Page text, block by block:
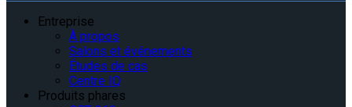
Entreprise
À propos
Salons et événements
Études de cas
Centre IQ
Produits phares